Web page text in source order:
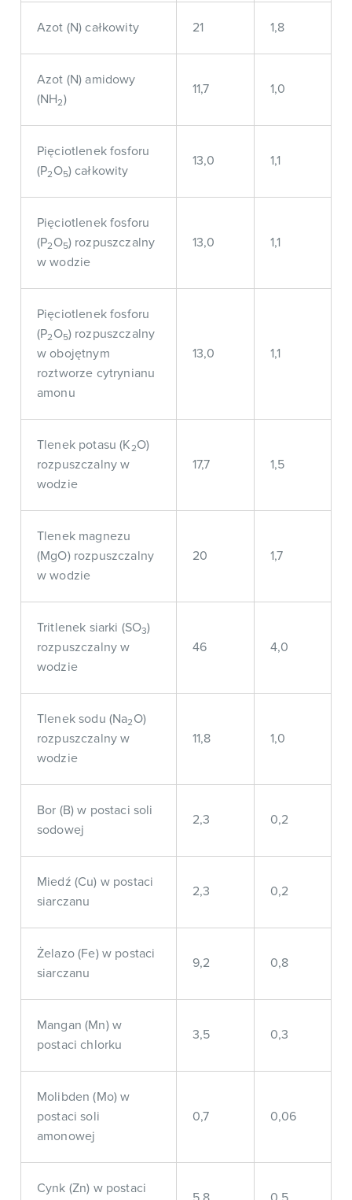
Azot (N) całkowity 21 1,8
Azot (N) amidowy
(NH 2)
11,7 1,0
Pięciotlenek fosforu
(P2 O5) całkowity
13,0 1,1
Pięciotlenek fosforu
(P2 O5) rozpuszczalny
w wodzie
13,0 1,1
Pięciotlenek fosforu
(P2 O5) rozpuszczalny
w obojętnym
roztworze cytrynianu
amonu
13,0 1,1
Tlenek potasu (K2O)
rozpuszczalny w
wodzie
17,7 1,5
Tlenek magnezu
(MgO) rozpuszczalny
w wodzie
20 1,7
Tritlenek siarki (SO3)
rozpuszczalny w
wodzie
46 4,0
Tlenek sodu (Na2 O)
rozpuszczalny w
wodzie
11,8 1,0
Bor (B) w postaci soli
sodowej
2,3 0,2
Miedź (Cu) w postaci
siarczanu
2,3 0,2
Żelazo (Fe) w postaci
siarczanu
9,2 0,8
Mangan (Mn) w
postaci chlorku
3,5 0,3
Molibden (Mo) w
postaci soli
amonowej
0,7 0,06
Cynk (Zn) w postaci